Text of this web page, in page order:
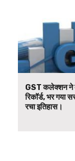
GST कलेक्शन ने
रिकॉर्ड, भर गया
रचा इतिहास।